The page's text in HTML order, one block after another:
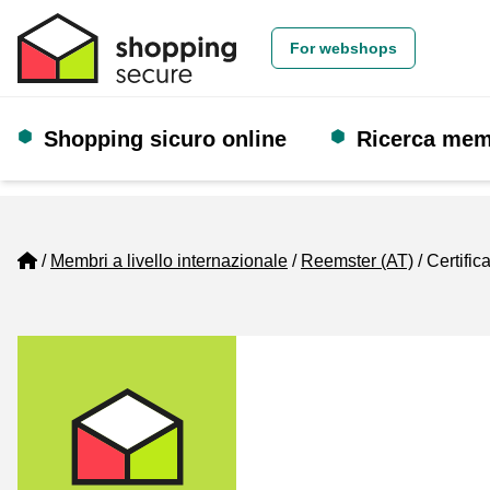
For webshops
Shopping sicuro online Ricerca
Home
Membri a livello internazionale Reemster (AT)